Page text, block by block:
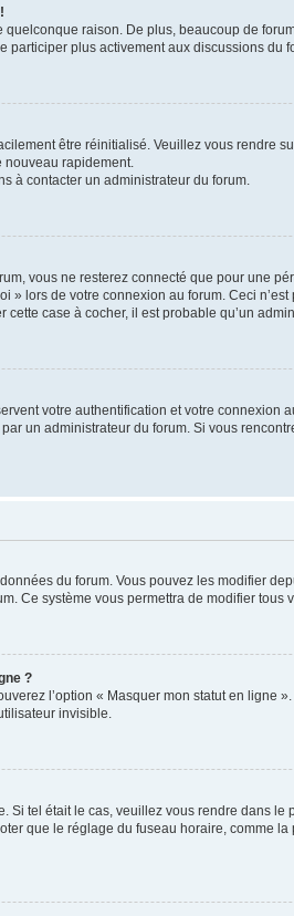
quelconque raison. De plus, beaucoup de
participer plus activement aux discussions du
être réinitialisé. Veuillez vous rendre
nouveau rapidement.
à contacter un administrateur du forum.
vous ne resterez connecté que pour une
» lors de votre connexion au forum. Ceci
case à cocher, il est probable qu’un
votre authentification et votre connexion
un administrateur du forum. Si vous
du forum. Vous pouvez les modifier
Ce système vous permettra de modifier tous
?
l’option « Masquer mon statut en ligne
invisible.
Si tel était le cas, veuillez vous rendre dans
que le réglage du fuseau horaire, comme